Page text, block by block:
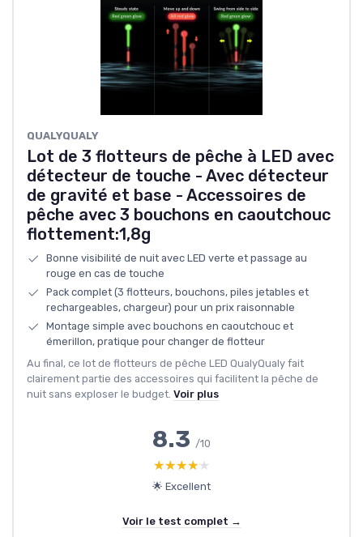
‎QUALYQUALY
Lot de 3 flotteurs de pêche à LED avec
détecteur de touche - Avec détecteur
de gravité et base - Accessoires de
pêche avec 3 bouchons en caoutchouc
flottement:1,8g
Bonne visibilité de nuit avec LED verte et passage au
rouge en cas de touche
Pack complet (3 flotteurs, bouchons, piles jetables et
rechargeables, chargeur) pour un prix raisonnable
Montage simple avec bouchons en caoutchouc et
émerillon, pratique pour changer de flotteur
Au final, ce lot de flotteurs de pêche LED QualyQualy fait
clairement partie des accessoires qui facilitent la pêche de
nuit sans exploser le budget. Voir plus
8.3 /10
★★★★★
★★★★★
🌟 Excellent
Voir le test complet →